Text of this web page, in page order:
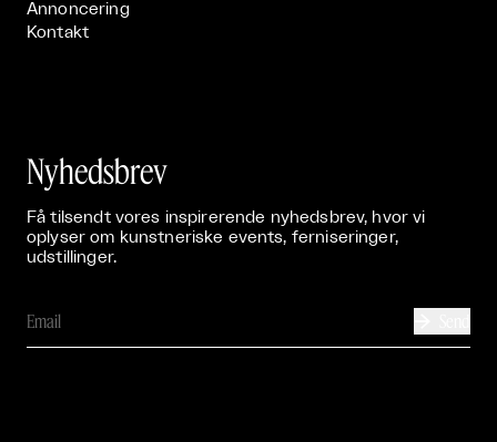
Annoncering
Kontakt
Nyhedsbrev
Få tilsendt vores inspirerende nyhedsbrev, hvor vi
oplyser om kunstneriske events, ferniseringer,
udstillinger.